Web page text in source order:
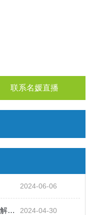
联系名媛直播
2024-06-06
降低生产成本：优化立式名媛直播破解版ios的生产效率 2024-04-30